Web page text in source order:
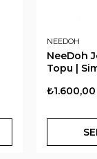
SWIM
Swim
Flower
Yeleği 2-6
₺2.100,00